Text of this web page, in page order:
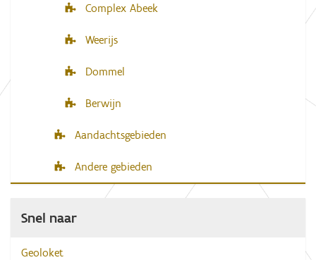
Complex Abeek
Weerijs
Dommel
Berwijn
Aandachtsgebieden
Andere gebieden
Snel naar
Geoloket